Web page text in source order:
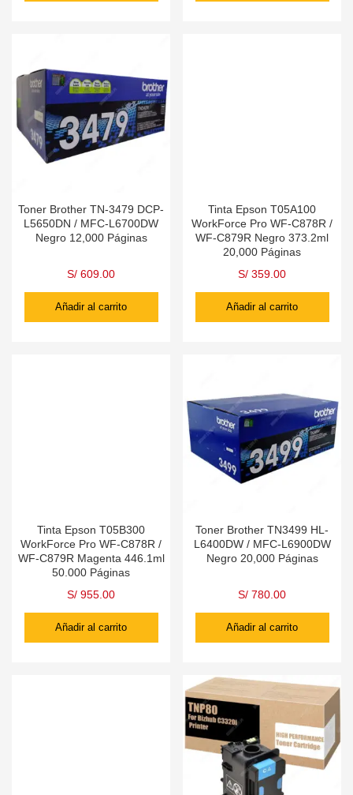
Toner Brother TN-3479 DCP-
L5650DN / MFC-L6700DW
Negro 12,000 Páginas
S/ 609.00
Añadir al carrito
Tinta Epson T05A100
WorkForce Pro WF-C878R /
WF-C879R Negro 373.2ml
20,000 Páginas
S/ 359.00
Añadir al carrito
Tinta Epson T05B300
WorkForce Pro WF-C878R /
WF-C879R Magenta 446.1ml
50.000 Páginas
S/ 955.00
Añadir al carrito
Toner Brother TN3499 HL-
L6400DW / MFC-L6900DW
Negro 20,000 Páginas
S/ 780.00
Añadir al carrito